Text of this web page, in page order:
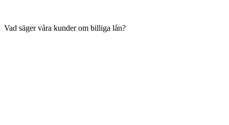
Vad säger våra kunder om billiga lån?